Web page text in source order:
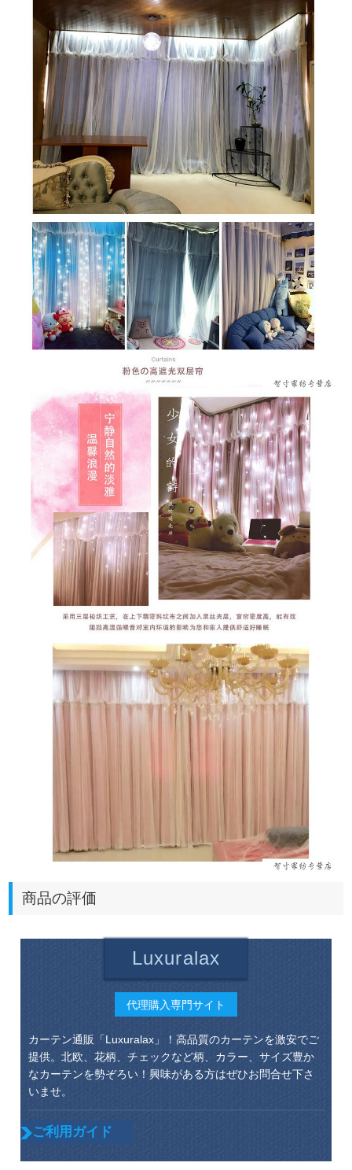
商品の評価
Luxuralax
代理購入専門サイト
カーテン通販「Luxuralax」！高品質のカーテンを激安でご
提供。北欧、花柄、チェックなど柄、カラー、サイズ豊か
なカーテンを勢ぞろい！興味がある方はぜひお問合せ下さ
いませ。
ご利用ガイド